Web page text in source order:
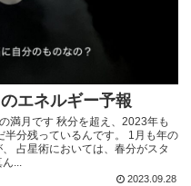
エネルギー予報
満月です 秋分を超え、2023年も
半分残っているんです。 1月も年の
占星術においては、春分がスタ
...
2023.09.28